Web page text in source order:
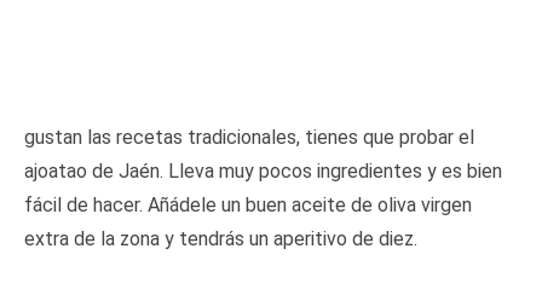
gustan las recetas tradicionales, tienes que probar el
ajoatao de Jaén. Lleva muy pocos ingredientes y es bien
fácil de hacer. Añádele un buen aceite de oliva virgen
extra de la zona y tendrás un aperitivo de diez.